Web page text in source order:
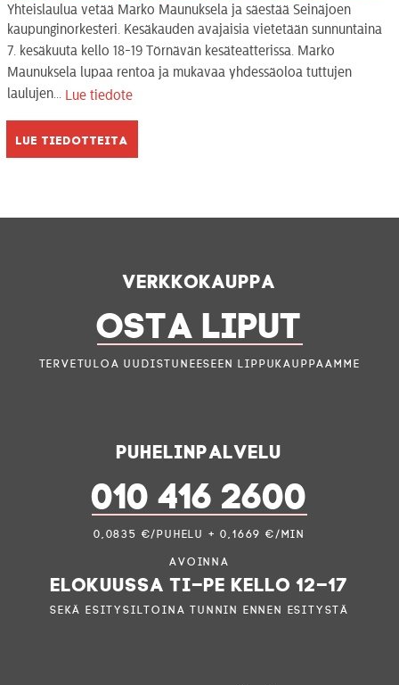
Yhteislaulua vetää Marko Maunuksela ja säestää Seinäjoen
kaupunginorkesteri. Kesäkauden avajaisia vietetään sunnuntaina
7. kesäkuuta kello 18-19 Törnävän kesäteatterissa. Marko
Maunuksela lupaa rentoa ja mukavaa yhdessäoloa tuttujen
laulujen... Lue tiedote
Lue tiedotteita
Verkkokauppa
OSTA LIPUT
Tervetuloa uudistuneeseen lippukauppaamme
Puhelinpalvelu
010 416 2600
0,0835 €/puhelu + 0,1669 €/min
Avoinna
elokuussa ti–pe kello 12–17
sekä esitysiltoina tunnin ennen esitystä